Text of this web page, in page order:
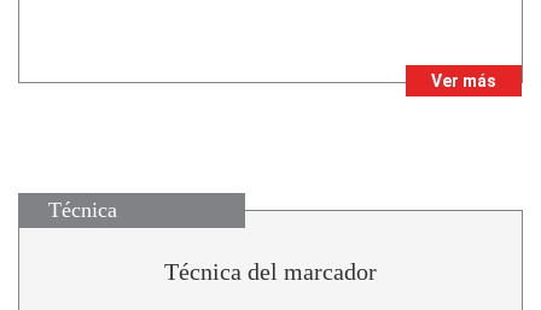
Ver más
Técnica
Técnica del marcador